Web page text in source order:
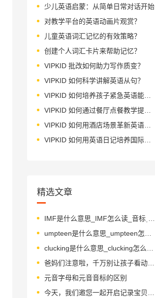
少儿英语启蒙：从简单日常对话开始
对教学平台的英语动画片观赏？
儿童英语词汇记忆的有效策略？
创建个人词汇卡片来帮助记忆？
VIPKID 批改如何助力写作质变？
VIPKID 如何科学讲解英语从句？
VIPKID 如何培养孩子紧急英语能力？
VIPKID 如何通过餐厅点餐教学提升少儿英语应用能力？
VIPKID 如何用酒店场景革新英语教学？
VIPKID 如何用英语日记培养国际化人才？
精选文章
爸妈们注意啦，千万别让孩子看动画片《小猪佩奇》!!! 真的有毒啊…
元音字母和元音音标的区别